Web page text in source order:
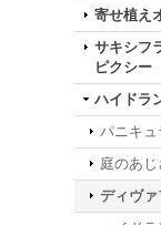
寄せ植え
サキシフ
ピクシー
ハイドラ
パニキュ
庭のあじ
ディヴァ